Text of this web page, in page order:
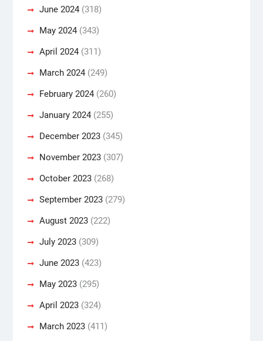
June 2024(318)
May 2024(343)
April 2024(311)
March 2024(249)
February 2024(260)
January 2024(255)
December 2023(345)
November 2023(307)
October 2023(268)
September 2023(279)
August 2023(222)
July 2023(309)
June 2023(423)
May 2023(295)
April 2023(324)
March 2023(411)